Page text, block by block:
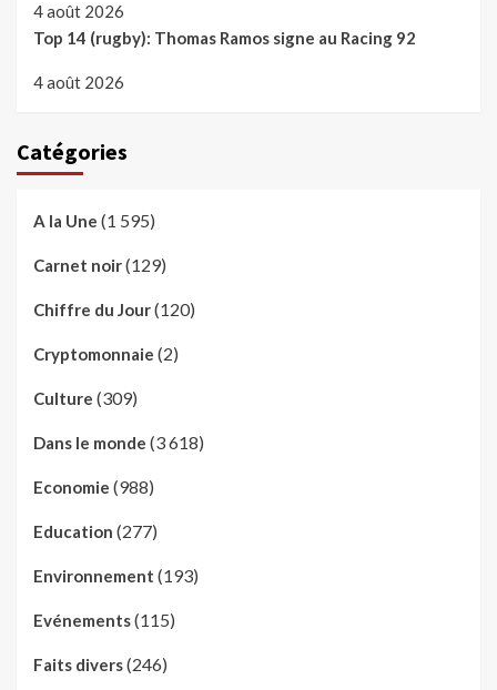
4 août 2026
Top 14 (rugby): Thomas Ramos signe au Racing 92
4 août 2026
Catégories
A la Une (1 595)
Carnet noir(129)
Chiffre du Jour(120)
Cryptomonnaie (2)
Culture (309)
Dans le monde (3 618)
Economie (988)
Education (277)
Environnement (193)
Evénements(115)
Faits divers(246)